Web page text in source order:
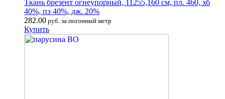
Ткань брезент огнеупорный, 11255,160 см, пл. 460, хб
40%, пэ 40%, дж. 20%
282.00 руб. за погонный метр
Купить